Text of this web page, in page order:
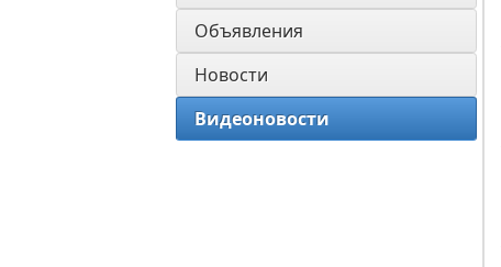
Объявления
Новости
Видеоновости